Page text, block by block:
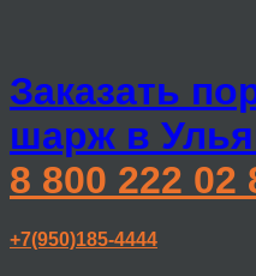
Заказать
шарж в
8 800 222 02
+7(950)185-4444